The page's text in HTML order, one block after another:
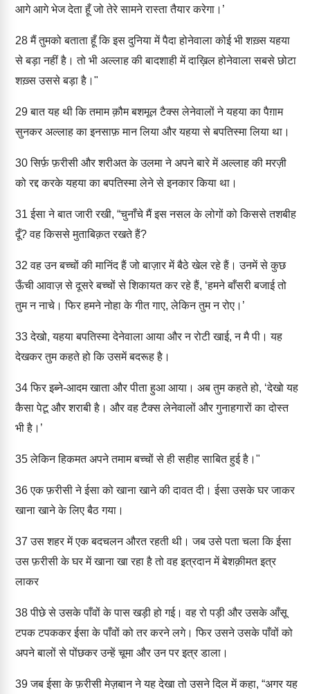
आगे आगे भेज देता हूँ जो तेरे सामने रास्ता तैयार करेगा।’
28मैं तुमको बताता हूँ कि इस दुनिया में पैदा होनेवाला कोई भी शख़्स यहया
से बड़ा नहीं है। तो भी अल्लाह की बादशाही में दाख़िल होनेवाला सबसे छोटा
शख़्स उससे बड़ा है।"
29बात यह थी कि तमाम क़ौम बशमूल टैक्स लेनेवालों ने यहया का पैग़ाम
सुनकर अल्लाह का इनसाफ़ मान लिया और यहया से बपतिस्मा लिया था।
30सिर्फ़ फ़रीसी और शरीअत के उलमा ने अपने बारे में अल्लाह की मरज़ी
को रद्द करके यहया का बपतिस्मा लेने से इनकार किया था।
31 ईसा ने बात जारी रखी, “चुनाँचे मैं इस नसल के लोगों को किससे तशबीह
दूँ? वह किससे मुताबिक़त रखते हैं?
32 वह उन बच्चों की मानिंद हैं जो बाज़ार में बैठे खेल रहे हैं। उनमें से कुछ
ऊँची आवाज़ से दूसरे बच्चों से शिकायत कर रहे हैं, ‘हमने बाँसरी बजाई तो
तुम न नाचे। फिर हमने नोहा के गीत गाए, लेकिन तुम न रोए।’
33देखो, यहया बपतिस्मा देनेवाला आया और न रोटी खाई, न मै पी। यह
देखकर तुम कहते हो कि उसमें बदरूह है।
34फिर इब्ने-आदम खाता और पीता हुआ आया। अब तुम कहते हो, ‘देखो यह
कैसा पेटू और शराबी है। और वह टैक्स लेनेवालों और गुनाहगारों का दोस्त
भी है।’
35लेकिन हिकमत अपने तमाम बच्चों से ही सहीह साबित हुई है।"
36एक फ़रीसी ने ईसा को खाना खाने की दावत दी। ईसा उसके घर जाकर
खाना खाने के लिए बैठ गया।
37 उस शहर में एक बदचलन औरत रहती थी। जब उसे पता चला कि ईसा
उस फ़रीसी के घर में खाना खा रहा है तो वह इत्रदान में बेशक़ीमत इत्र
लाकर
38पीछे से उसके पाँवों के पास खड़ी हो गई। वह रो पड़ी और उसके आँसू
टपक टपककर ईसा के पाँवों को तर करने लगे। फिर उसने उसके पाँवों को
अपने बालों से पोंछकर उन्हें चूमा और उन पर इत्र डाला।
39जब ईसा के फ़रीसी मेज़बान ने यह देखा तो उसने दिल में कहा, “अगर यह